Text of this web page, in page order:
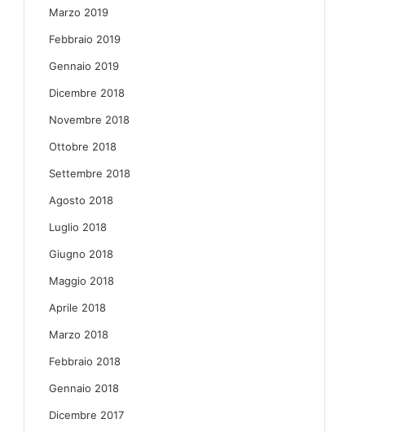
Marzo 2019
Febbraio 2019
Gennaio 2019
Dicembre 2018
Novembre 2018
Ottobre 2018
Settembre 2018
Agosto 2018
Luglio 2018
Giugno 2018
Maggio 2018
Aprile 2018
Marzo 2018
Febbraio 2018
Gennaio 2018
Dicembre 2017